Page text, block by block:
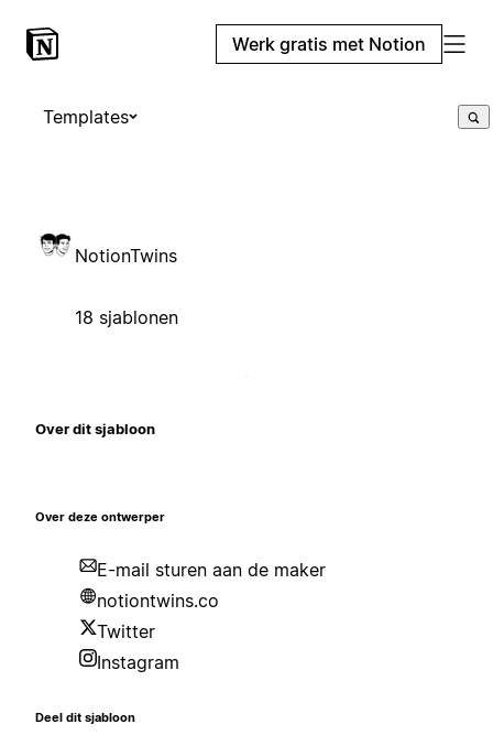
Werk gratis met Notion
Templates
NotionTwins
18 sjablonen
Over dit sjabloon
Over deze ontwerper
E-mail sturen aan de maker
notiontwins.co
Twitter
Instagram
Deel dit sjabloon